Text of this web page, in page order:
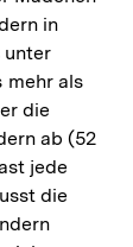
in
unter
mehr als
die
ab (52
jede
die